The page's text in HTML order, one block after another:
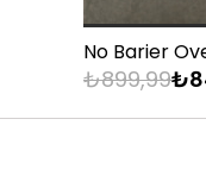
No Barier
₺899,99